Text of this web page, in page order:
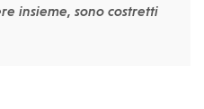
insieme, sono costretti